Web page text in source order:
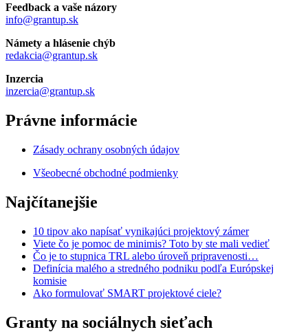
Feedback a vaše názory
info@grantup.sk
Námety a hlásenie chýb
redakcia@grantup.sk
Inzercia
inzercia@grantup.sk
Právne informácie
Zásady ochrany osobných údajov
Všeobecné obchodné podmienky
Najčítanejšie
10 tipov ako napísať vynikajúci projektový zámer
Viete čo je pomoc de minimis? Toto by ste mali vedieť
Čo je to stupnica TRL alebo úroveň pripravenosti…
Definícia malého a stredného podniku podľa Európskej
komisie
Ako formulovať SMART projektové ciele?
Granty na sociálnych sieťach